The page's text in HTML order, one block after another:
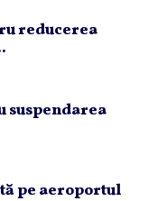
reducerea
suspendarea
pe aeroportul